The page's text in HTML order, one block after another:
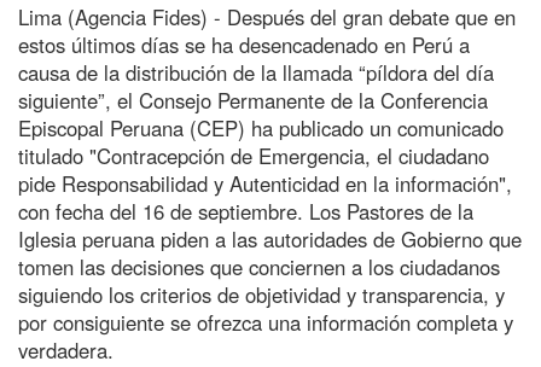
Lima (Agencia Fides) - Después del gran debate que en
estos últimos días se ha desencadenado en Perú a
causa de la distribución de la llamada “píldora del día
siguiente”, el Consejo Permanente de la Conferencia
Episcopal Peruana (CEP) ha publicado un comunicado
titulado "Contracepción de Emergencia, el ciudadano
pide Responsabilidad y Autenticidad en la información",
con fecha del 16 de septiembre. Los Pastores de la
Iglesia peruana piden a las autoridades de Gobierno que
tomen las decisiones que conciernen a los ciudadanos
siguiendo los criterios de objetividad y transparencia, y
por consiguiente se ofrezca una información completa y
verdadera.